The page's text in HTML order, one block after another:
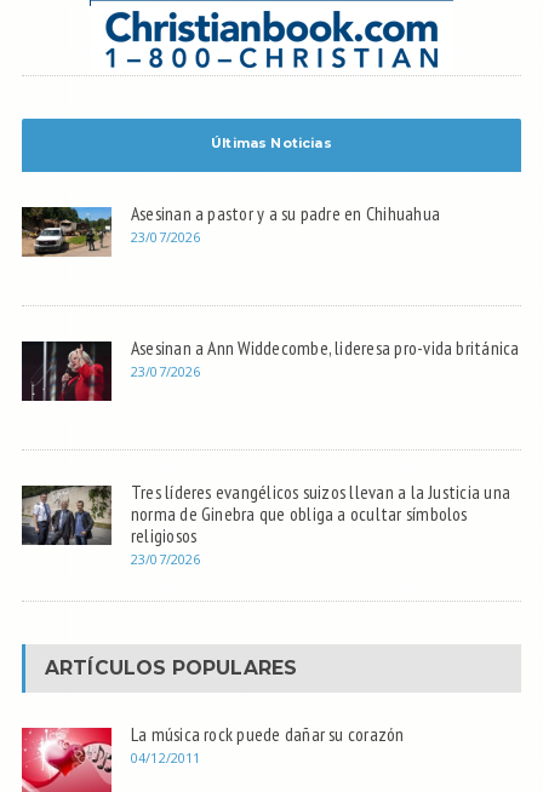
Últimas Noticias
Asesinan a pastor y a su padre en Chihuahua
23/07/2026
Asesinan a Ann Widdecombe, lideresa pro-vida británica
23/07/2026
Tres líderes evangélicos suizos llevan a la Justicia una
norma de Ginebra que obliga a ocultar símbolos
religiosos
23/07/2026
ARTÍCULOS POPULARES
La música rock puede dañar su corazón
04/12/2011